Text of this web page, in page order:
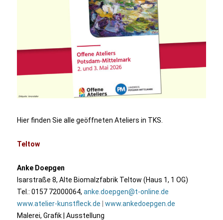
Hier finden Sie alle geöffneten Ateliers in TKS.
Teltow
Anke Doepgen
Isarstraße 8, Alte Biomalzfabrik Teltow (Haus 1, 1 OG)
Tel.: 0157 72000064, anke.doepgen@t-online.de
www.atelier-kunstfleck.de
www.ankedoepgen.de
Malerei, Grafik | Ausstellung